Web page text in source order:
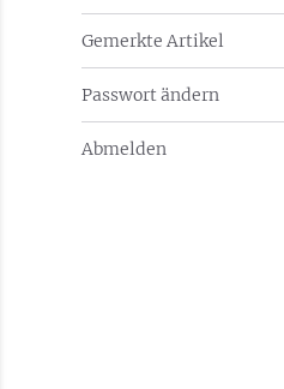
Gemerkte Artikel
Passwort ändern
Abmelden